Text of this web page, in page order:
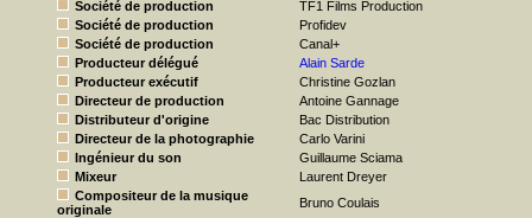
Société de production
TF1 Films Production
Société de production
Profidev
Société de production
Canal+
Producteur délégué
Alain Sarde
Producteur exécutif
Christine Gozlan
Directeur de production
Antoine Gannage
Distributeur d'origine
Bac Distribution
Directeur de la photographie
Carlo Varini
Ingénieur du son
Guillaume Sciama
Mixeur
Laurent Dreyer
Compositeur de la musique
originale
Bruno Coulais